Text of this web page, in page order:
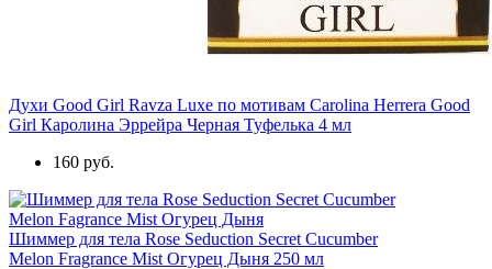
Духи Good Girl Ravza Luxe по мотивам Carolina Herrera Good
Girl Каролина Эррейра Черная Туфелька 4 мл
160 руб.
Шиммер для тела Rose Seduction Secret Cucumber
Melon Fragrance Mist Огурец Дыня 250 мл